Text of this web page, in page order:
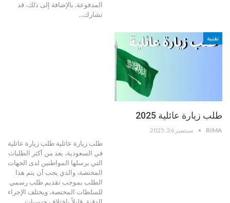
المدفوعة. بالإضافة إلى ذلك، قد
تشارك…
تقنية
طلب زيارة عائلية 2025
RIMA سبتمبر 26, 2025
طلب زيارة عائلية طلب زيارة عائلية
في السعودية، يعد من أكثر الطلبات
التي يرسلها المواطنين لدى الجهات
المختصة، والذي يجب أن يتم هذا
الطلب بموجب تقديم طلب رسمي
للسلطات المختصة، ويختلف الإجراء
الدقيق قليلاً باختلاف جنسيات